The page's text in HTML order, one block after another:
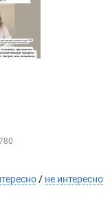
/ не интересно